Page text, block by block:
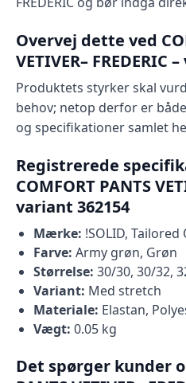
Overvej dette ved
VETIVER– FREDERIC
Produktets styrker skal
behov; netop derfor er
og specifikationer samlet
Registrerede
COMFORT PANTS
variant 362154
Mærke: !SOLID,
Farve: Army grøn, Grøn
Størrelse: 30/30, 30/32,
Variant: Med stretch
Materiale: Elastan,
Vægt: 0.05 kg
Det spørger kunder